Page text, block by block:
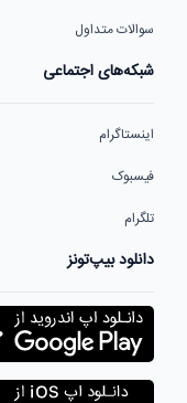
سوالات متداول
شبکه‌های اجتماعی
اینستاگرام
فیسبوک
تلگرام
دانلود بیپ‌تونز